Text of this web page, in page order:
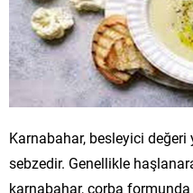
Karnabahar, besleyici değeri
sebzedir. Genellikle
karnabahar, çorba